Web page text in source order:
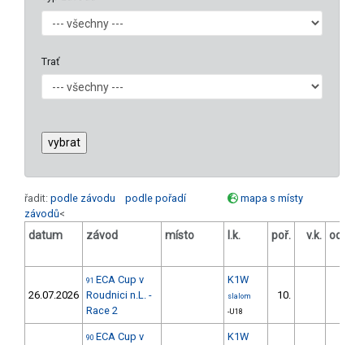
Trať
řadit: podle závodu podle pořadí
mapa s místy
závodů<
datum závod místo l.k. poř. v.k. odstup
26.07.2026
91 ECA Cup v
Roudnici n.L. -
Race 2
K1W
slalom
-U18
10.
90 ECA Cup v
K1W